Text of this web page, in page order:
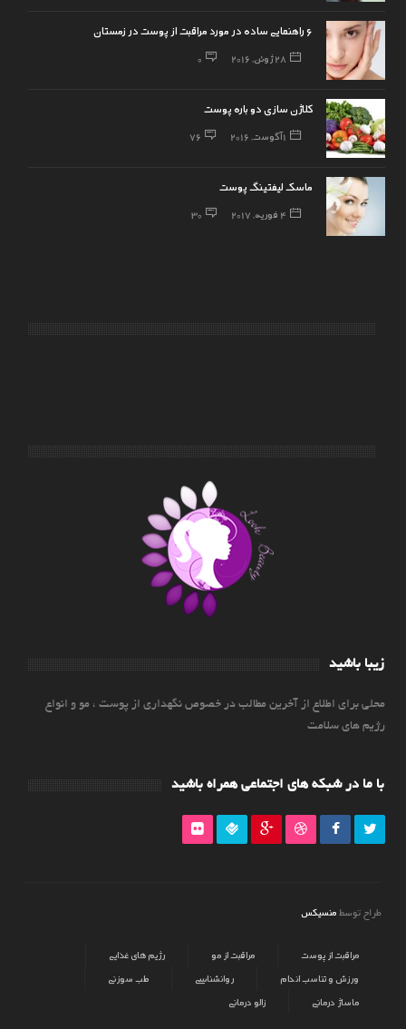
۶ راهنمایی ساده در مورد مراقبت از پوست در زمستان
28 ژوئن, 2016 0
کلاژن سازی دو باره پوست
1 آگوست, 2016 76
ماسک لیفتینگ پوست
4 فوریه, 2017 30
زیبا باشید
محلی برای اطلاع از آخرین مطالب در خصوص نگهداری از پوست ، مو و انواع
رژیم های سلامت
با ما در شبکه های اجتماعی همراه باشید
طراح توسط منسیکس
مراقبت از پوست مراقبت از مو
رژیم های غذایی
ورزش و تناسب اندام
روانشناسی
طب سوزنی
ماساژ درمانی
زالو درمانی